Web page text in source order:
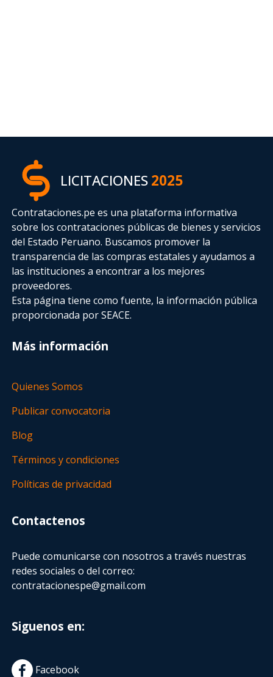
LICITACIONES2025
Contrataciones.pe es una plataforma informativa
sobre los contrataciones públicas de bienes y servicios
del Estado Peruano. Buscamos promover la
transparencia de las compras estatalesy ayudamos a
las instituciones a encontrar a los mejores
proveedores.
Esta página tiene como fuente, la información pública
proporcionada por SEACE.
Más información
Quienes Somos
Publicar convocatoria
Blog
Términos y condiciones
Políticas de privacidad
Contactenos
Puede comunicarse con nosotros a través nuestras
redes sociales o del correo:
contratacionespe@gmail.com
Siguenos en:
Facebook